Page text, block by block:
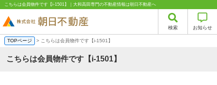
こちらは会員物件です【i-1501】｜大和高田専門の不動産情報は朝日不動産へ
検索 お知らせ
TOPページ > こちらは会員物件です【i-1501】
こちらは会員物件です【i-1501】